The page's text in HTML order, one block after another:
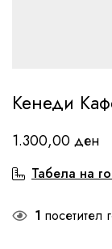
Кенеди
1.300,00ден
Табела на
1 посетител